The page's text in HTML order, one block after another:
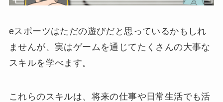
eスポーツはただの遊びだと思っているかもしれ
ませんが、実はゲームを通じてたくさんの大事な
スキルを学べます。
これらのスキルは、将来の仕事や日常生活でも活